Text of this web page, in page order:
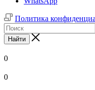
Политика
Найти
0
0